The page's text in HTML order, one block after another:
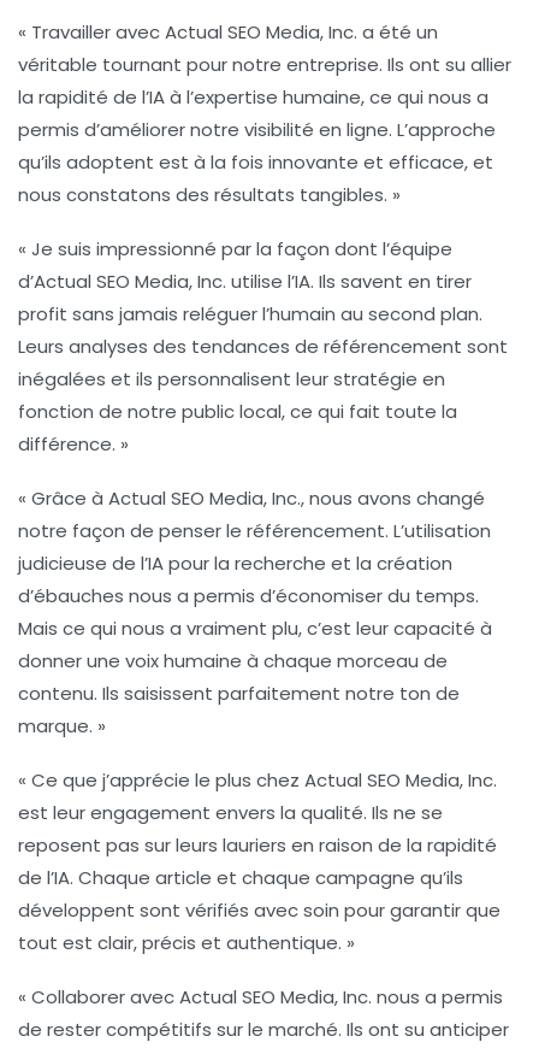
« Travailler avec Actual SEO Media, Inc. a été un
véritable tournant pour notre entreprise. Ils ont su allier
la rapidité de l’IAà l’expertise humaine, ce qui nous a
permis d’améliorer notre visibilité en ligne. L’approche
qu’ils adoptent est à la fois innovante et efficace, et
nous constatons des résultats tangibles. »
« Je suis impressionné par la façon dont l’équipe
d’Actual SEO Media, Inc. utilise l’IA. Ils savent en tirer
profit sans jamais reléguer l’humain au second plan.
Leurs analyses des tendances de référencement sont
inégalées et ils personnalisent leur stratégie en
fonction de notre public local, ce qui fait toute la
différence. »
« Grâce à Actual SEO Media, Inc., nous avons changé
notre façon de penser le référencement. L’utilisation
judicieuse de l’IA pour la recherche et la création
d’ébauches nous a permis d’économiser du temps.
Mais ce qui nous a vraiment plu, c’est leur capacité à
donner une voix humaine à chaque morceau de
contenu. Ils saisissent parfaitement notre ton de
marque. »
« Ce que j’apprécie le plus chez Actual SEO Media, Inc.
est leur engagement envers la qualité. Ils ne se
reposent pas sur leurs lauriers en raison de la rapidité
de l’IA. Chaque article et chaque campagne qu’ils
développent sont vérifiés avec soin pour garantir que
tout est clair, précis et authentique. »
« Collaborer avec Actual SEO Media, Inc. nous a permis
de rester compétitifs sur le marché. Ils ont su anticiper